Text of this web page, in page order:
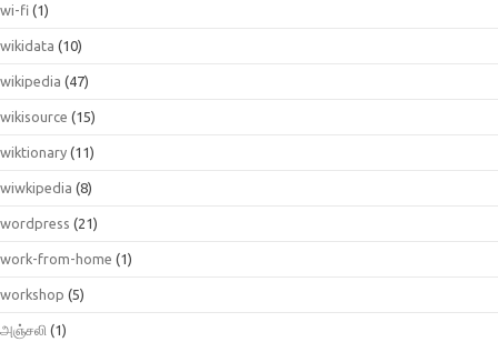
wi-fi (1)
wikidata (10)
wikipedia (47)
wikisource (15)
wiktionary (11)
wiwkipedia (8)
wordpress (21)
work-from-home (1)
workshop (5)
அஞ்சலி (1)